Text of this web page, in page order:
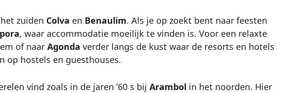
zuiden Colva en Benaulim. Als je op zoekt bent naar feesten
, waar accommodatie moeilijk te vinden is. Voor een relaxte
of naar Agonda verder langs de kust waar de resorts en hotels
op hostels en guesthouses.
vind zoals in de jaren ’60 s bij Arambol in het noorden. Hier